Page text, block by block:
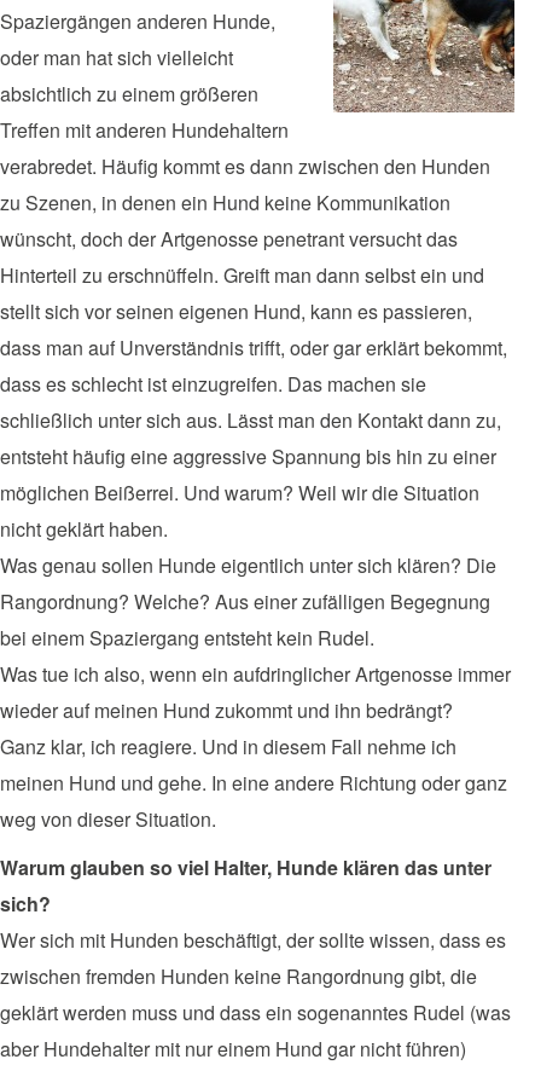
Spaziergängen anderen Hunde,
oder man hat sich vielleicht
absichtlich zu einem größeren
Treffen mit anderen Hundehaltern
verabredet. Häufig kommt es dann zwischen den Hunden
zu Szenen, in denen ein Hund keine Kommunikation
wünscht, doch der Artgenosse penetrant versucht das
Hinterteil zu erschnüffeln. Greift man dann selbst ein und
stellt sich vor seinen eigenen Hund, kann es passieren,
dass man auf Unverständnis trifft, oder gar erklärt bekommt,
dass es schlecht ist einzugreifen. Das machen sie
schließlich unter sich aus. Lässt man den Kontakt dann zu,
entsteht häufig eine aggressive Spannung bis hin zu einer
möglichen Beißerrei. Und warum? Weil wir die Situation
nicht geklärt haben.
Was genau sollen Hunde eigentlich unter sich klären? Die
Rangordnung? Welche? Aus einer zufälligen Begegnung
bei einem Spaziergang entsteht kein Rudel.
Was tue ich also, wenn ein aufdringlicher Artgenosse immer
wieder auf meinen Hund zukommt und ihn bedrängt?
Ganz klar, ich reagiere. Und in diesem Fall nehme ich
meinen Hund und gehe. In eine andere Richtung oder ganz
weg von dieser Situation.
Warum glauben so viel Halter, Hunde klären das unter
sich?
Wer sich mit Hunden beschäftigt, der sollte wissen, dass es
zwischen fremden Hunden keine Rangordnung gibt, die
geklärt werden muss und dass ein sogenanntes Rudel (was
aber Hundehalter mit nur einem Hund gar nicht führen)